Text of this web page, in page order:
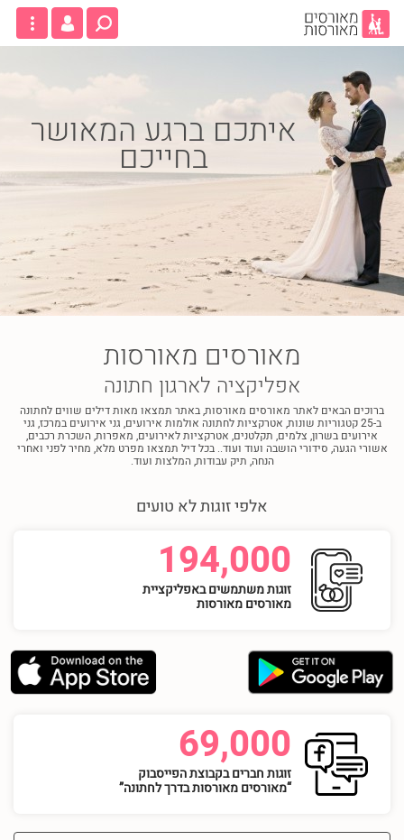
איתכם ברגע המאושר
בחייכם
מאורסים מאורסות
אפליקציה לארגון חתונה
ברוכים הבאים לאתר מאורסים מאורסות, באתר תמצאו מאות דילים שווים לחתונה
ב-25 קטגוריות שונות, אטרקציות לחתונה אולמות אירועים, גני אירועים במרכז, גני
אירועים בשרון, צלמים, תקלטנים, אטרקציות לאירועים, מאפרות, השכרת רכבים,
אשורי הגעה, סידורי הושבה ועוד ועוד.. בכל דיל תמצאו מפרט מלא, מחיר לפני ואחרי
הנחה, תיק עבודות, המלצות ועוד.
אלפי זוגות לא טועים
194,000
זוגות משתמשים באפליקציית
מאורסים מאורסות
69,000
זוגות חברים בקבוצת הפייסבוק
“מאורסים מאורסות בדרך לחתונה”